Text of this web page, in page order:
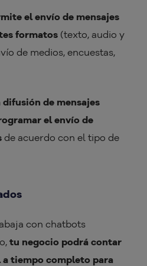
el envío de mensajes
formatos (texto, audio y
de medios, encuestas,
de mensajes
el envío de
de acuerdo con el tipo de
con chatbots
tu negocio podrá contar
tiempo completo para